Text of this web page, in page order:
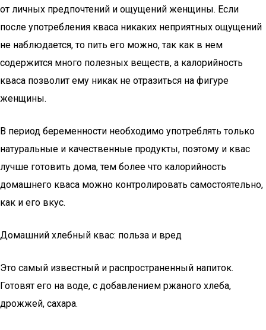
от личных предпочтений и ощущений женщины. Если
после употребления кваса никаких неприятных ощущений
не наблюдается, то пить его можно, так как в нем
содержится много полезных веществ, а калорийность
кваса позволит ему никак не отразиться на фигуре
женщины.
В период беременности необходимо употреблять только
натуральные и качественные продукты, поэтому и квас
лучше готовить дома, тем более что калорийность
домашнего кваса можно контролировать самостоятельно,
как и его вкус.
Домашний хлебный квас: польза и вред
Это самый известный и распространенный напиток.
Готовят его на воде, с добавлением ржаного хлеба,
дрожжей, сахара.